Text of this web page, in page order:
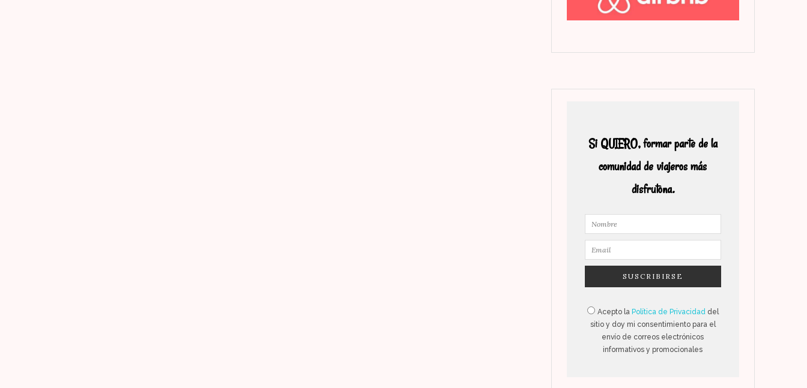
Si QUIERO, formar parte de la
comunidad de viajeros más
disfrutona.
Acepto la Política de Privacidad del
sitio y doy mi consentimiento para el
envío de correos electrónicos
informativos y promocionales